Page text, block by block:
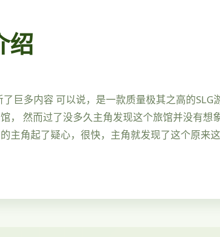
绍
巨多内容 可以说，是一款质量极其之高的SLG
然而过了没多久主角发现这个旅馆并没有想
主角起了疑心，很快，主角就发现了这个原来